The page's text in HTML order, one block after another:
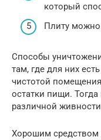
который
Плиту
Способы
там, где для них
чистотой
остатки пищи. Тогда
различной
Хорошим средством